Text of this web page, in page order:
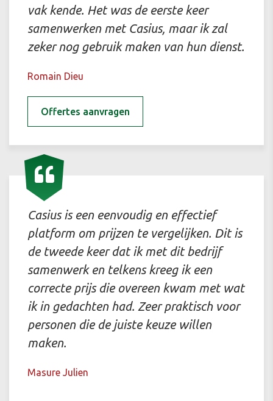
vak kende. Het was de eerste keer
samenwerken met Casius, maar ik zal
zeker nog gebruik maken van hun dienst.
Romain Dieu
Offertes aanvragen
Casius is een eenvoudig en effectief
platform om prijzen te vergelijken. Dit is
de tweede keer dat ik met dit bedrijf
samenwerk en telkens kreeg ik een
correcte prijs die overeen kwam met wat
ik in gedachten had. Zeer praktisch voor
personen die de juiste keuze willen
maken.
Masure Julien